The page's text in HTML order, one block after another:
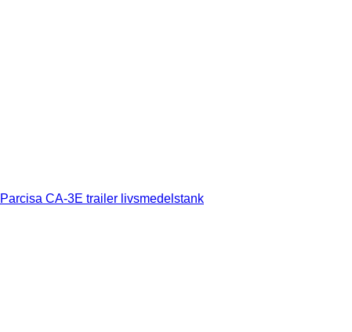
Parcisa CA-3E trailer livsmedelstank